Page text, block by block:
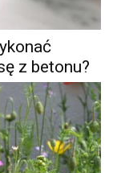
z betonu?